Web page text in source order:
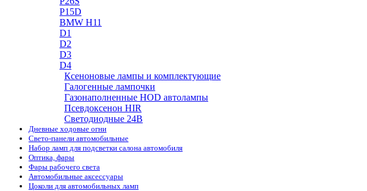
P15D
BMW H11
D1
D2
D3
D4
Ксеноновые лампы и комплектующие
Галогенные лампочки
Газонаполненные HOD автолампы
Псевдоксенон HIR
Cветодиодные 24B
Дневные ходовые огни
Свето-панели автомобильные
Набор ламп для подсветки салона автомобиля
Оптика, фары
Фары рабочего света
Автомобильные аксессуары
Цоколи для автомобильных ламп